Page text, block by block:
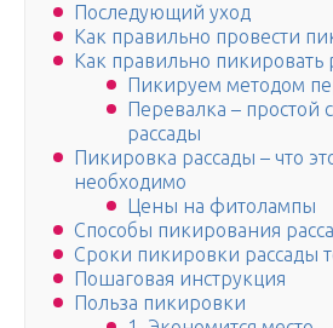
Последующий уход
Как правильно провести
Как правильно пикировать
Пикируем методом
Перевалка – простой
рассады
Пикировка рассады – что
необходимо
Цены на фитолампы
Способы пикирования
Сроки пикировки рассады
Пошаговая инструкция
Польза пикировки